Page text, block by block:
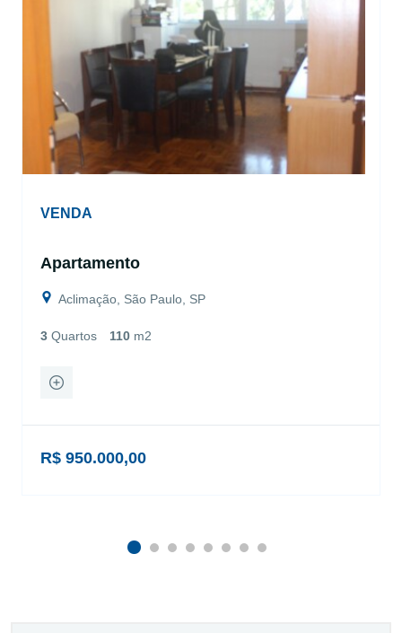
VENDA
Apartamento
Aclimação, São Paulo, SP
3 Quartos 110 m2
R$ 950.000,00